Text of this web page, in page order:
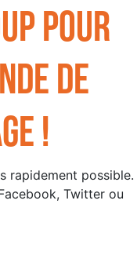
pour
de
!
rapidement possible.
Twitter ou